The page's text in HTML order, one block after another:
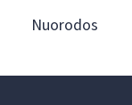
Nuorodos